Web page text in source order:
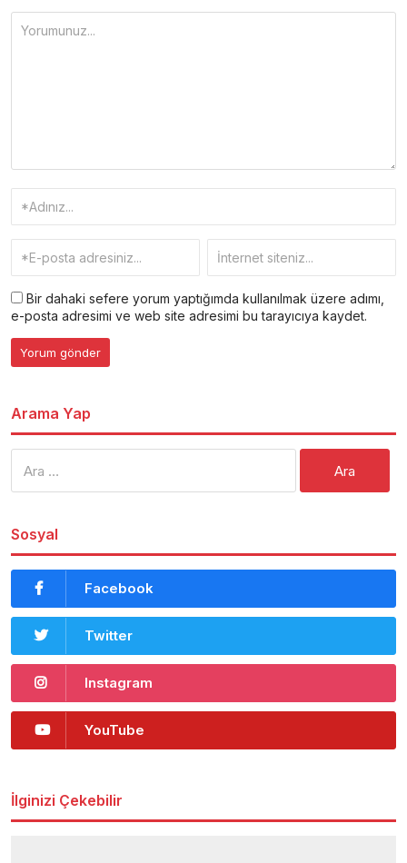
Bir dahaki sefere yorum yaptığımda kullanılmak üzere adımı,
e-posta adresimi ve web site adresimi bu tarayıcıya kaydet.
Arama Yap
Sosyal
Facebook
Twitter
Instagram
YouTube
İlginizi Çekebilir